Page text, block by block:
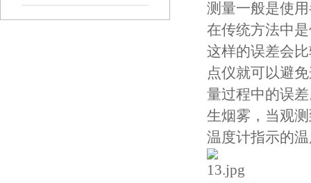
测量一般是使
在传统方法中
这样的误差会
点仪就可以避
量过程中的误
生烟雾，当观
温度计指示的